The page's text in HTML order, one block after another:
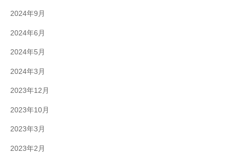
2024年9月
2024年6月
2024年5月
2024年3月
2023年12月
2023年10月
2023年3月
2023年2月